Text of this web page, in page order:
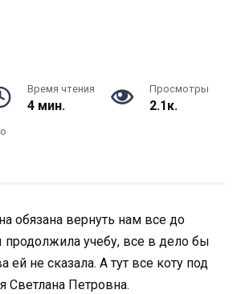
Время чтения
4 мин.
Просмотры
2.1к.
обязана вернуть нам все до
продолжила учебу, все в дело бы
ей не сказала. А тут все коту под
Светлана Петровна.